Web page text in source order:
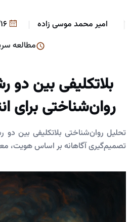
امیر محمد موسی زاده
مطالعه
بلاتکلیفی بین دو
روان‌شناختی برای
تحلیل روان‌شناختی بلاتکلیفی بین دو
تصمیم‌گیری آگاهانه بر اساس هویت،